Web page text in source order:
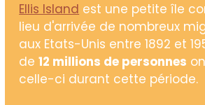
Ellis Island est une petite île
lieu d'arrivée de nombreux
aux Etats-Unis entre 1892 et
de12 millions de personnes
celle-ci durant cette période.